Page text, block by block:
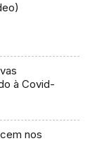
à Covid-
nos